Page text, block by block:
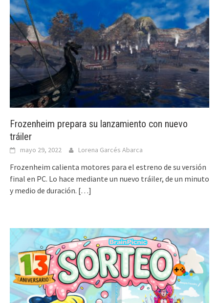
Frozenheim prepara su lanzamiento con nuevo
tráiler
mayo 29, 2022 Lorena Garcés Abarca
Frozenheim calienta motores para el estreno de su versión
final en PC. Lo hace mediante un nuevo tráiler, de un minuto
y medio de duración. […]